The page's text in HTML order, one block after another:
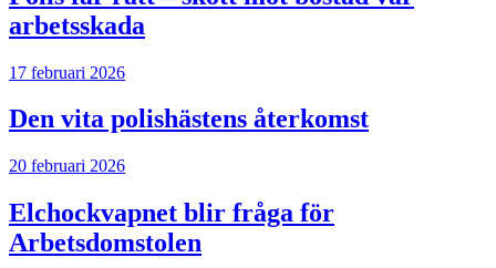
arbetsskada
17 februari 2026
Den vita polishästens återkomst
20 februari 2026
Elchockvapnet blir fråga för
Arbetsdomstolen